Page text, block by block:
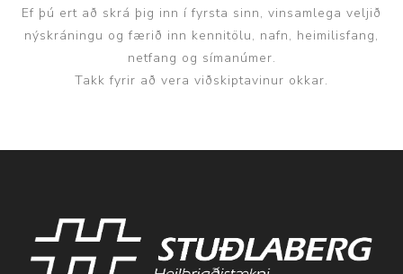
Ef þú ert að skrá þig inn í fyrsta sinn, vinsamlega veljið
nýskráningu og færið inn kennitölu, nafn, heimilisfang,
netfang og símanúmer.
Takk fyrir að vera viðskiptavinur okkar.